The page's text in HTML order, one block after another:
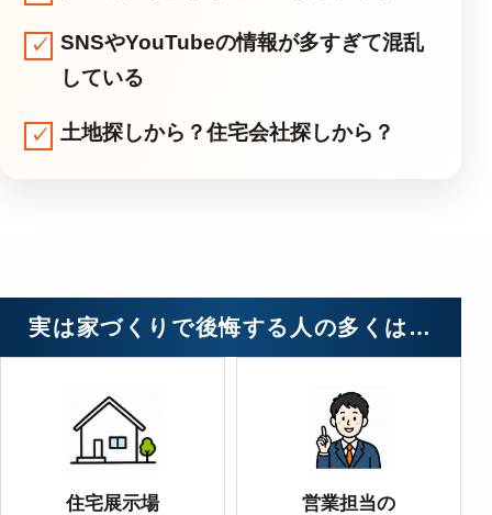
SNSやYouTubeの情報が多すぎて混乱
している
土地探しから？住宅会社探しから？
実は家づくりで後悔する人の多くは…
住宅展示場
営業担当の